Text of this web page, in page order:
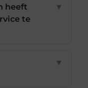
heeft
te
▼
▼